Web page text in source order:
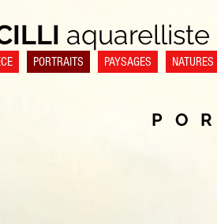
aquarelliste
PORTRAITS PAYSAGES